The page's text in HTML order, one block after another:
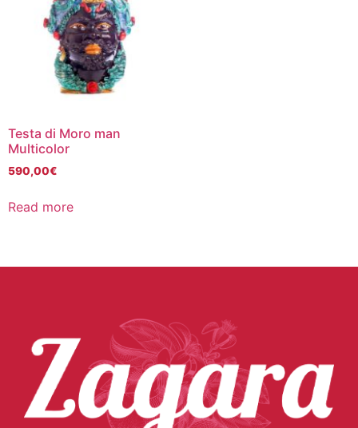
Testa di Moro man
Multicolor
590,00€
Read more